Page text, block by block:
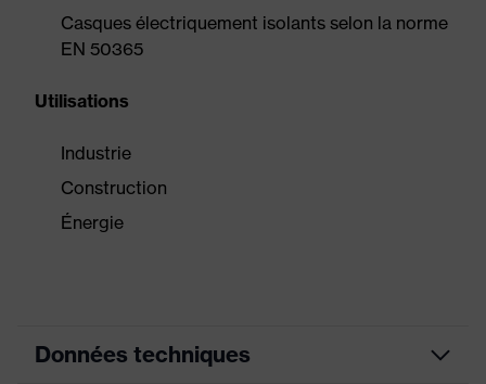
Casques électriquement isolants selon la norme
EN 50365
Utilisations
Industrie
Construction
Énergie
Données techniques